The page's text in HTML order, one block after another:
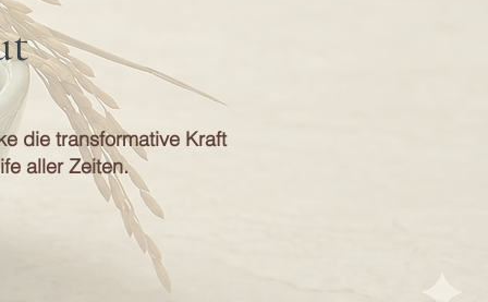
die transformative Kraft
aller Zeiten.